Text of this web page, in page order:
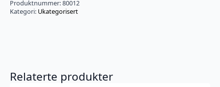
Produktnummer:80012
Kategori: Ukategorisert
Relaterte produkter